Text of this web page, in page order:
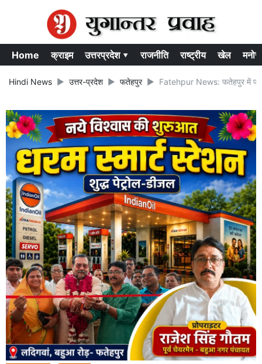
Home क्राइम उत्तरप्रदेश ▾ राजनीति राष्ट्रीय खेल
Hindi News उत्तर-प्रदेश फतेहपुर Fatehpur News: फतेहपुर में